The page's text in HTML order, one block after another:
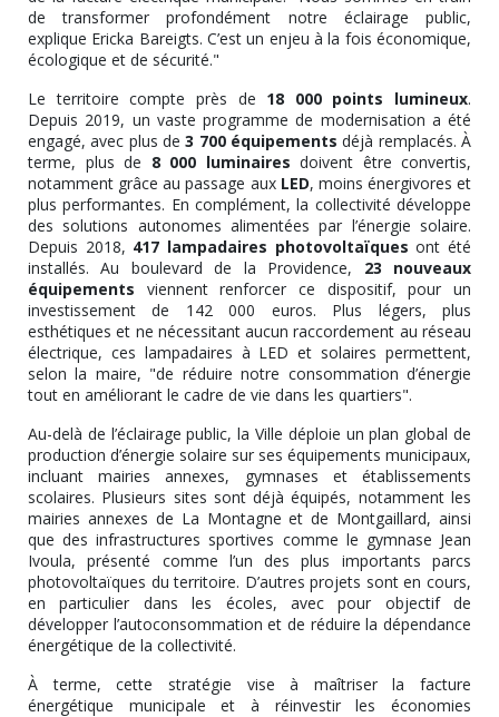
de transformer profondément notre éclairage public,
explique Ericka Bareigts. C’est un enjeu à la fois économique,
écologique et de sécurité."
Le territoire compte près de 18 000 points lumineux.
Depuis 2019, un vaste programme de modernisation a été
engagé, avec plus de3 700 équipementsdéjà remplacés. À
terme, plus de 8 000 luminaires doivent être convertis,
notamment grâce au passage aux LED, moins énergivores et
plus performantes. En complément, la collectivité développe
des solutions autonomes alimentées par l’énergie solaire.
Depuis 2018, 417 lampadaires photovoltaïques ont été
installés. Au boulevard de la Providence, 23 nouveaux
équipements viennent renforcer ce dispositif, pour un
investissement de 142 000 euros. Plus légers, plus
esthétiques et ne nécessitant aucun raccordement au réseau
électrique, ces lampadaires à LED et solaires permettent,
selon la maire, "de réduire notre consommation d’énergie
tout en améliorant le cadre de vie dans les quartiers".
Au-delà de l’éclairage public, la Ville déploie un plan global de
production d’énergie solaire sur ses équipements municipaux,
incluant mairies annexes, gymnases et établissements
scolaires. Plusieurs sites sont déjà équipés, notamment les
mairies annexes de La Montagne et de Montgaillard, ainsi
que des infrastructures sportives comme le gymnase Jean
Ivoula, présenté comme l’un des plus importants parcs
photovoltaïques du territoire. D’autres projets sont en cours,
en particulier dans les écoles, avec pour objectif de
développer l’autoconsommation et de réduire la dépendance
énergétique de la collectivité.
À terme, cette stratégie vise à maîtriser la facture
énergétique municipale et à réinvestir les économies